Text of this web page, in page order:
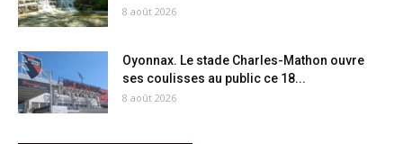
8 août 2026
Oyonnax. Le stade Charles-Mathon ouvre
ses coulisses au public ce 18...
8 août 2026